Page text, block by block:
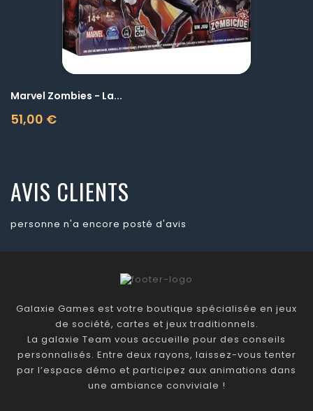
Marvel Zombies - La...
51,00 €
Prix
AVIS CLIENTS
personne n'a encore posté d'avis
Galaxie Games est votre boutique spécialisée en jeux
de société, cartes et jeux traditionnels.
La galaxie Team vous accueille pour des conseils
personnalisés. Entre deux rayons, laissez-vous tenter
par l’espace démo et participez aux animations dans
une ambiance conviviale !